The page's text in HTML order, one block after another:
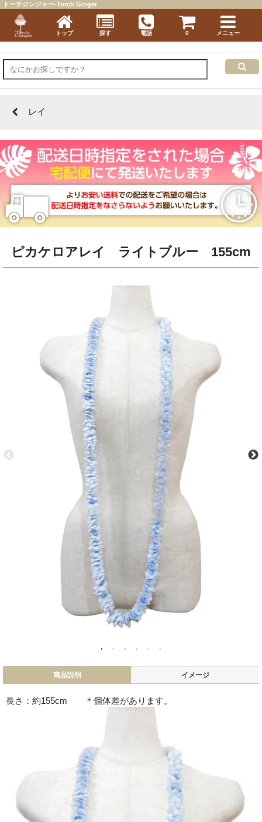
レイ
ピカケロアレイ ライトブルー 155cm
商品説明 イメージ
長さ：約155cm ＊個体差があります。
トーチジンジャー-Torch Ginger
トップ 探す 電話 0 メニュー